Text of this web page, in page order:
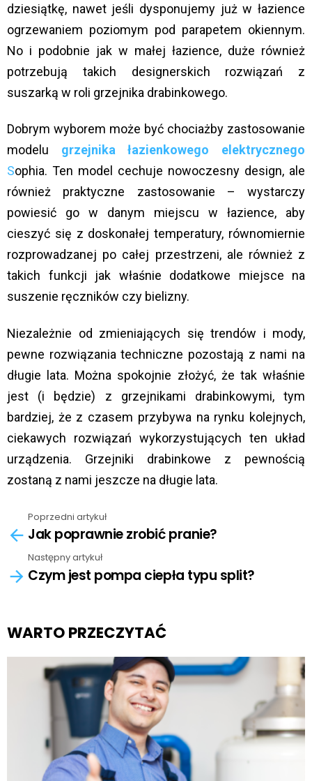
dziesiątkę, nawet jeśli dysponujemy już w łazience
ogrzewaniem poziomym pod parapetem okiennym.
No i podobnie jak w małej łazience, duże również
potrzebują takich designerskich rozwiązań z
suszarką w roli grzejnika drabinkowego.
Dobrym wyborem może być chociażby zastosowanie
modelu grzejnika łazienkowego elektrycznego
Sophia. Ten model cechuje nowoczesny design, ale
również praktyczne zastosowanie – wystarczy
powiesić go w danym miejscu w łazience, aby
cieszyć się z doskonałej temperatury, równomiernie
rozprowadzanej po całej przestrzeni, ale również z
takich funkcji jak właśnie dodatkowe miejsce na
suszenie ręczników czy bielizny.
Niezależnie od zmieniających się trendów i mody,
pewne rozwiązania techniczne pozostają z nami na
długie lata. Można spokojnie złożyć, że tak właśnie
jest (i będzie) z grzejnikami drabinkowymi, tym
bardziej, że z czasem przybywa na rynku kolejnych,
ciekawych rozwiązań wykorzystujących ten układ
urządzenia. Grzejniki drabinkowe z pewnością
zostaną z nami jeszcze na długie lata.
more
Poprzedni artykuł
Jak poprawnie zrobić pranie?
Następny artykuł
Czym jest pompa ciepła typu split?
WARTO PRZECZYTAĆ